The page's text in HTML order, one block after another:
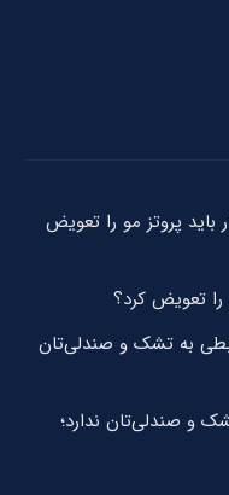
باید پروتز مو را تعویض
را تعویض کرد؟
به تشک و صندلی‌تان
و صندلی‌تان ندارد؛